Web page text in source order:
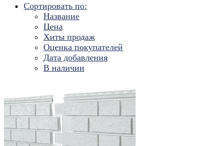
Сортировать по:
Название
Цена
Хиты продаж
Оценка покупателей
Дата добавления
В наличии